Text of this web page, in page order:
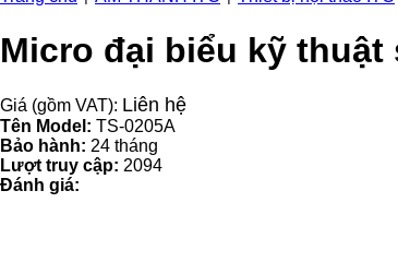
Micro đại biểu kỹ thuật
Giá (gồm VAT): Liên hệ
Tên Model: TS-0205A
Bảo hành: 24 tháng
Lượt truy cập: 2094
Đánh giá: